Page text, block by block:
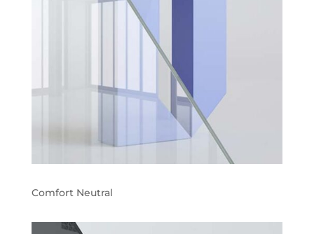
Comfort Neutral